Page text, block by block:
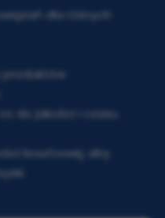
dla różnych
produktów
do jakości i czasu
kosztowej, aby